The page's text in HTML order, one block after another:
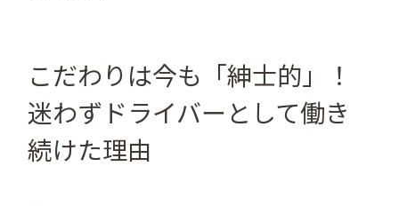
こだわりは今も「紳士的」！
迷わずドライバーとして働き
続けた理由